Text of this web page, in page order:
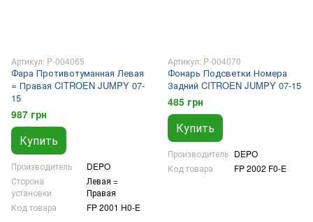
Артикул: P-004065
Фара Противотуманная Левая
= Правая CITROEN JUMPY 07-
15
987 грн
Купить
Производитель
DEPO
Сторона
установки
Левая =
Правая
Код товара
FP 2001 H0-E
Артикул: P-004070
Фонарь Подсветки Номера
Задний CITROEN JUMPY 07-15
485 грн
Купить
Производитель DEPO
Код товара
FP 2002 F0-E